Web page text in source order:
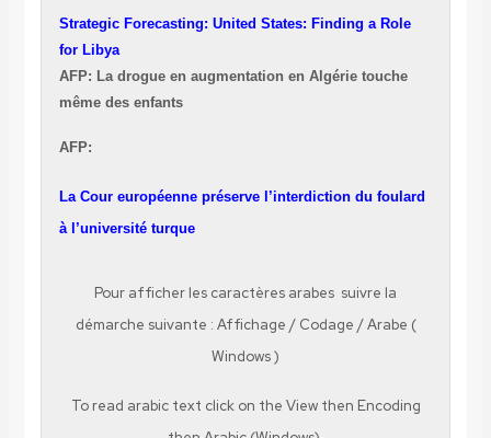
Strategic Forecasting: United States: Finding a Role
for Libya
AFP: La drogue en augmentation en Algérie touche
même des enfants
AFP:
La Cour européenne préserve l’interdiction du foulard
à l’université turque
Pour afficher les caractères arabes suivre la
démarche suivante : Affichage / Codage /Arabe (
Windows )
To read arabictext click on the Viewthen Encoding